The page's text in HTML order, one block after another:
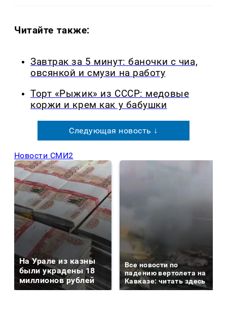
Читайте также:
Завтрак за 5 минут: баночки с чиа,
овсянкой и смузи на работу
Торт «Рыжик» из СССР: медовые
коржи и крем как у бабушки
Следующая новость ↓
Новости СМИ2
На Урале из казны
были украдены 18
миллионов рублей
Все новости по
падению вертолета на
Кавказе: читать здесь